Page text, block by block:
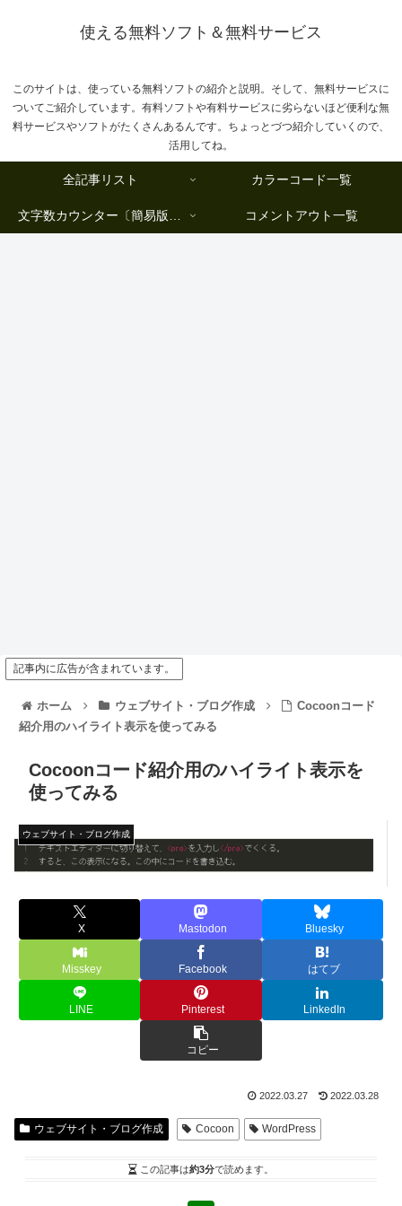
使える無料ソフト＆無料サービス
このサイトは、使っている無料ソフトの紹介と説明。そして、無料サービスに
ついてご紹介しています。有料ソフトや有料サービスに劣らないほど便利な無
料サービスやソフトがたくさんあるんです。ちょっとづつ紹介していくので、
活用してね。
全記事リスト カラーコード一覧
文字数カウンター〔簡易版複数行タイプ〕 コメントアウト一覧
記事内に広告が含まれています。
ホーム ウェブサイト・ブログ作成
Cocoonコード
紹介用のハイライト表示を使ってみる
Cocoonコード紹介用のハイライト表示を
使ってみる
ウェブサイト・ブログ作成
X Mastodon Bluesky
Misskey Facebook はてブ
LINE Pinterest LinkedIn
コピー
2022.03.27 2022.03.28
ウェブサイト・ブログ作成 Cocoon WordPress
この記事は約3分で読めます。